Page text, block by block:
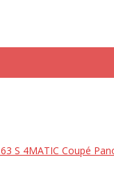
S 4MATIC Coupé